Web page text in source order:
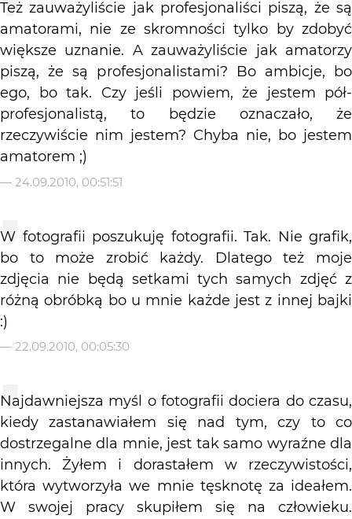
Też zauważyliście jak profesjonaliści piszą, że są
amatorami, nie ze skromności tylko by zdobyć
większe uznanie. A zauważyliście jak amatorzy
piszą, że są profesjonalistami? Bo ambicje, bo
ego, bo tak. Czy jeśli powiem, że jestem pół-
profesjonalistą, to będzie oznaczało, że
rzeczywiście nim jestem? Chyba nie, bo jestem
amatorem ;)
— 24.09.2010, 00:51:51
W fotografii poszukuję fotografii. Tak. Nie grafik,
bo to może zrobić każdy. Dlatego też moje
zdjęcia nie będą setkami tych samych zdjęć z
różną obróbką bo u mnie każde jest z innej bajki
:)
— 22.09.2010, 00:05:30
Najdawniejsza myśl o fotografii dociera do czasu,
kiedy zastanawiałem się nad tym, czy to co
dostrzegalne dla mnie, jest tak samo wyraźne dla
innych. Żyłem i dorastałem w rzeczywistości,
która wytworzyła we mnie tęsknotę za ideałem.
W swojej pracy skupiłem się na człowieku.